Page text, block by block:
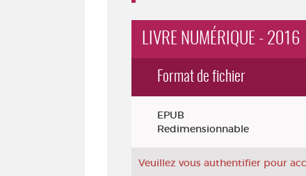
LIVRE NUMÉRIQUE - 2016
Format de fichier
EPUB
Redimensionnable
Veuillez vous authentifier pour